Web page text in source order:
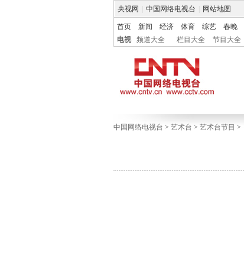
央视网 中国网络电视台 网站地图
首页 新闻 经济 体育 综艺 春晚
电视
频道大全 栏目大全 节目大全
中国网络电视台 > 艺术台 > 艺术台节目 >